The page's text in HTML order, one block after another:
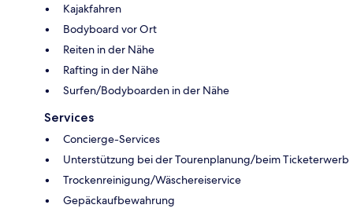
Kajakfahren
Bodyboard vor Ort
Reiten in der Nähe
Rafting in der Nähe
Surfen/Bodyboarden in der Nähe
Services
Concierge-Services
Unterstützung bei der Tourenplanung/beim Ticketerwerb
Trockenreinigung/Wäschereiservice
Gepäckaufbewahrung